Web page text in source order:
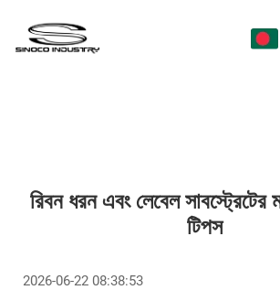
রিবন ধরন এবং লেবেল সাবস্ট্রেটের
টিপস
2026-06-22 08:38:53